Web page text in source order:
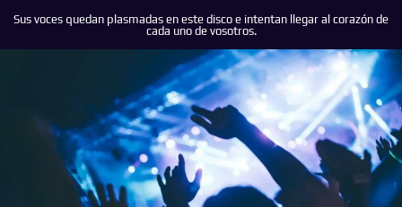
Sus voces quedan plasmadas en este disco e intentan llegar al corazón de
cada uno de vosotros.